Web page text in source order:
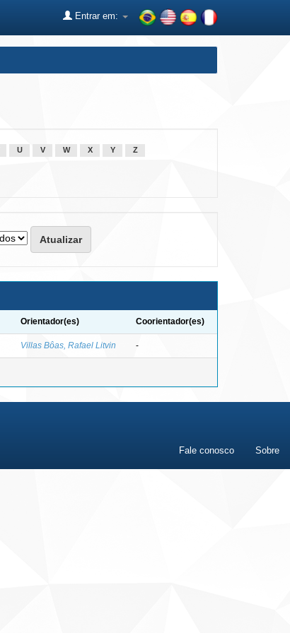
Entrar em:
U V W X Y Z
Orientador(es) Coorientador(es)
Villas Bôas, Rafael Litvin -
Fale conosco Sobre